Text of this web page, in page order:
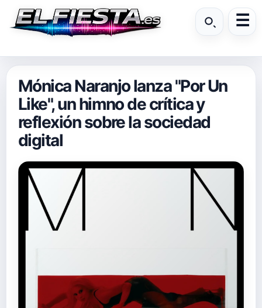
Mónica Naranjo lanza "Por Un
Like", un himno de crítica y
reflexión sobre la sociedad
digital